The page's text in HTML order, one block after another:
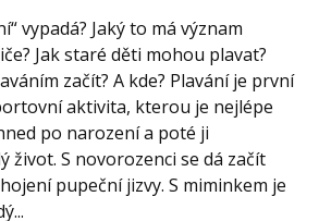
vypadá? Jaký to má význam
Jak staré děti mohou plavat?
začít? A kde? Plavání je první
aktivita, kterou je nejlépe
po narození a poté ji
život. S novorozenci se dá začít
pupeční jizvy. S miminkem je